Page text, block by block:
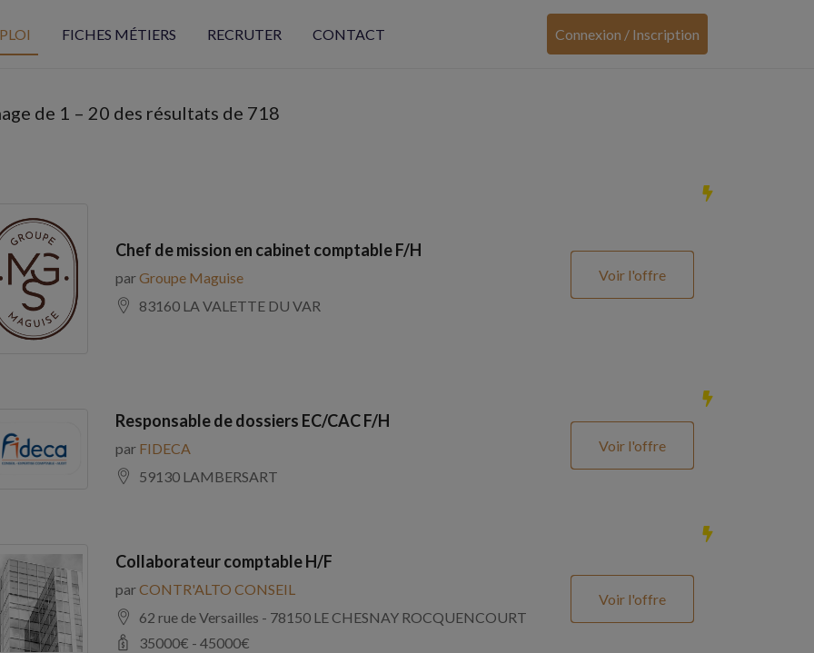
FICHES MÉTIERS RECRUTER CONTACT Connexion / Inscription
de 1 – 20 des résultats de 718
Chef de mission en cabinet comptable F/H
parGroupe Maguise
83160 LA VALETTE DU VAR
Voir l'offre
Responsable de dossiers EC/CAC F/H
par FIDECA
59130 LAMBERSART
Voir l'offre
Collaborateur comptable H/F
parCONTR'ALTO CONSEIL
62 rue de Versailles - 78150 LE CHESNAY ROCQUENCOURT
35000€ - 45000€
Voir l'offre